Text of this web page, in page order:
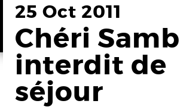
25 Oct 2011
Chéri
interdit de
séjour